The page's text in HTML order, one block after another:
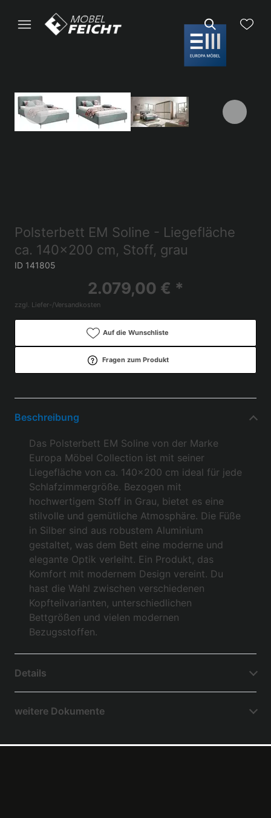
Polsterbett EM Soline - Liegefläche
ca. 140x200 cm, Stoff, grau
ID 141805
2.079,00 € *
zzgl. Liefer-/Versandkosten
Auf die Wunschliste
Fragen zum Produkt
Beschreibung
Das Polsterbett EM Soline von der Marke
Europa Möbel Collection ist mit seiner
Liegefläche von ca. 140x200 cm ideal für jede
Schlafzimmergröße. Bezogen mit
hochwertigem Stoff in Grau, bietet es eine
stilvolle und gemütliche Atmosphäre. Die Füße
in Silber sind aus robustem Aluminium
gestaltet, was dem Bett eine moderne und
elegante Optik verleiht. Ein Produkt, das
Komfort mit modernem Design vereint. Du
hast die Wahl zwischen verschiedenen
Kopfteilvarianten, unterschiedlichen
Bettgrößen und vielen modernen
Bezugsstoffen.
Details
weitere Dokumente